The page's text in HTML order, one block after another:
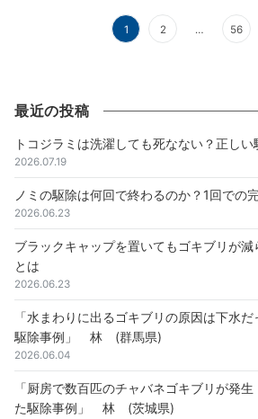
1 2 … 56
最近の投稿
トコジラミは洗濯しても死なない？正し
2026.07.19
ノミの駆除は何回で終わるのか？1回での
2026.06.23
ブラックキャップを置いてもゴキブリが
とは
2026.06.23
「水まわりに出るゴキブリの原因は下水
駆除事例」 林 (群馬県)
2026.06.04
「厨房で数百匹のチャバネゴキブリが発
た駆除事例」 林 (茨城県)